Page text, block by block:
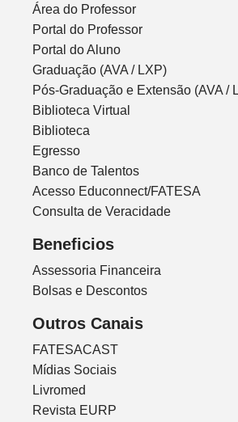
Área do Professor
Portal do Professor
Portal do Aluno
Graduação (AVA / LXP)
Pós-Graduação e Extensão (AVA /
Biblioteca Virtual
Biblioteca
Egresso
Banco de Talentos
Acesso Educonnect/FATESA
Consulta de Veracidade
Beneficios
Assessoria Financeira
Bolsas e Descontos
Outros Canais
FATESACAST
Mídias Sociais
Livromed
Revista EURP